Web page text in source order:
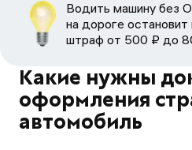
Водить машину без
на дороге
штраф от 500 ₽ до
Какие нужны
оформления
автомобиль